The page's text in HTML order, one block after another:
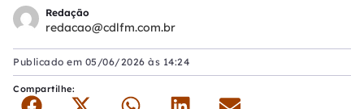
Redação
redacao@cdlfm.com.br
Publicado em 05/06/2026 às 14:24
Compartilhe: